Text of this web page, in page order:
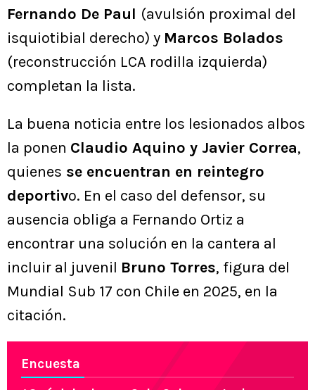
Fernando De Paul (avulsión proximal del
isquiotibial derecho) y Marcos Bolados
(reconstrucción LCA rodilla izquierda)
completan la lista.
La buena noticia entre los lesionados albos
la ponen Claudio Aquino y Javier Correa,
quienes se encuentran en reintegro
deportivo. En el caso del defensor, su
ausencia obliga a Fernando Ortiz a
encontrar una solución en la cantera al
incluir al juvenil Bruno Torres, figura del
Mundial Sub 17 con Chile en 2025, en la
citación.
Encuesta